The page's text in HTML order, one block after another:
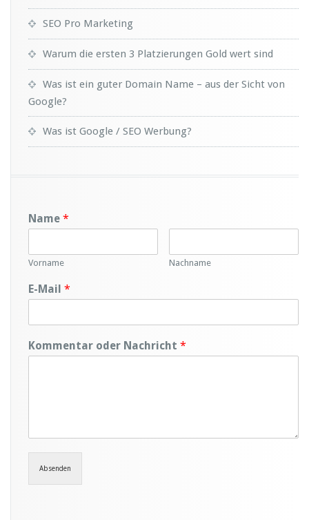
SEO Pro Marketing
Warum die ersten 3 Platzierungen Gold wert sind
Was ist ein guter Domain Name – aus der Sicht von
Google?
Was ist Google / SEO Werbung?
Name *
Vorname Nachname
E-Mail *
Kommentar oder Nachricht *
Absenden